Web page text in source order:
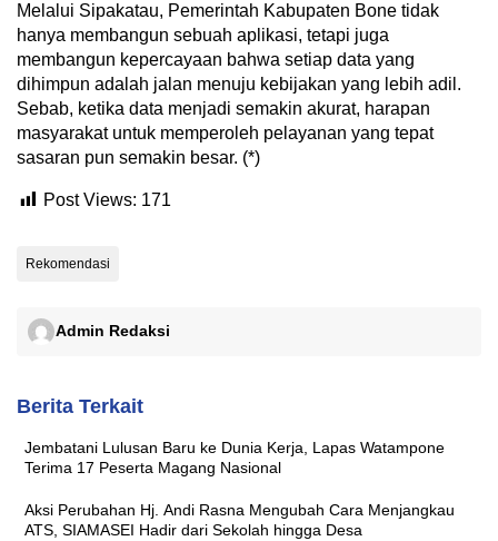
Melalui Sipakatau, Pemerintah Kabupaten Bone tidak
hanya membangun sebuah aplikasi, tetapi juga
membangun kepercayaan bahwa setiap data yang
dihimpun adalah jalan menuju kebijakan yang lebih adil.
Sebab, ketika data menjadi semakin akurat, harapan
masyarakat untuk memperoleh pelayanan yang tepat
sasaran pun semakin besar. (*)
Post Views: 171
Rekomendasi
Admin Redaksi
Berita Terkait
Jembatani Lulusan Baru ke Dunia Kerja, Lapas Watampone
Terima 17 Peserta Magang Nasional
Aksi Perubahan Hj. Andi Rasna Mengubah Cara Menjangkau
ATS, SIAMASEI Hadir dari Sekolah hingga Desa